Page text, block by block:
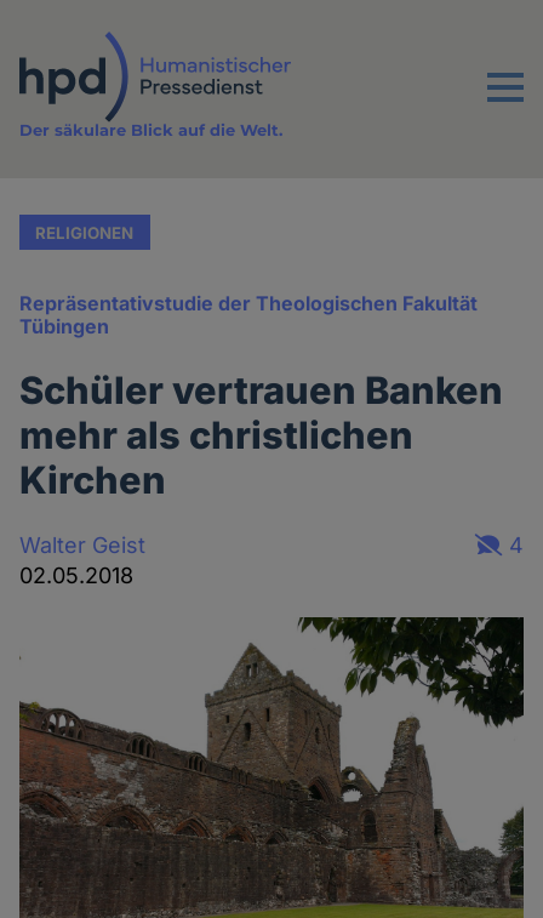
Inhalt
Menu
Der säkulare Blick auf die Welt.
RELIGIONEN
Repräsentativstudie der Theologischen Fakultät
Tübingen
Schüler vertrauen Banken
mehr als christlichen
Kirchen
Walter Geist
02.05.2018
4